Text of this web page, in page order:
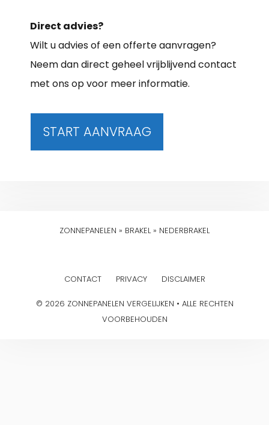
Direct advies?
Wilt u advies of een offerte aanvragen?
Neem dan direct geheel vrijblijvend contact
met ons op voor meer informatie.
START AANVRAAG
ZONNEPANELEN » BRAKEL» NEDERBRAKEL
CONTACT PRIVACY DISCLAIMER
© 2026 ZONNEPANELEN VERGELIJKEN • ALLE RECHTEN
VOORBEHOUDEN